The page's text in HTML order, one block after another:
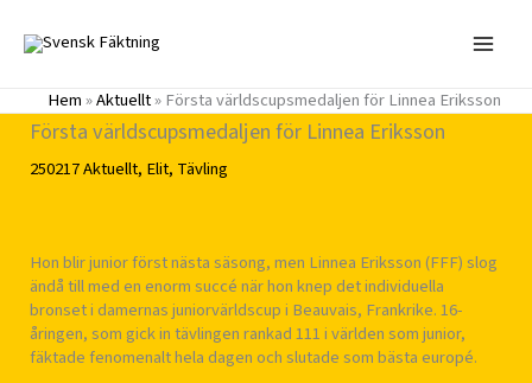
innehåll
Hem»Aktuellt»Första världscupsmedaljen för Linnea Eriksson
Första världscupsmedaljen för Linnea Eriksson
250217Aktuellt, Elit, Tävling
Hon blir junior först nästa säsong, men Linnea Eriksson (FFF) slog
ändå till med en enorm succé när hon knep det individuella
bronset i damernas juniorvärldscup i Beauvais, Frankrike. 16-
åringen, som gick in tävlingen rankad 111 i världen som junior,
fäktade fenomenalt hela dagen och slutade som bästa europé.